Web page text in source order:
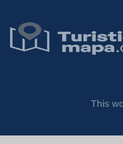
This